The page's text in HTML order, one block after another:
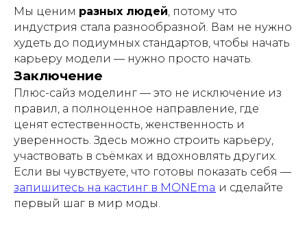
Мы ценим разных людей, потому что
индустрия стала разнообразной. Вам не нужно
худеть до подиумных стандартов, чтобы начать
карьеру модели — нужно просто начать.
Заключение
Плюс-сайз моделинг — это не исключение из
правил, а полноценное направление, где
ценят естественность, женственность и
уверенность. Здесь можно строить карьеру,
участвовать в съёмках и вдохновлять других.
Если вы чувствуете, что готовы показать себя —
запишитесь на кастинг в MONEma и сделайте
первый шаг в мир моды.
Курс по стилю
Консультация Анны и Сергея
Семинар по продвижению детей
моделей
Модельная школа
База моделей
Блог